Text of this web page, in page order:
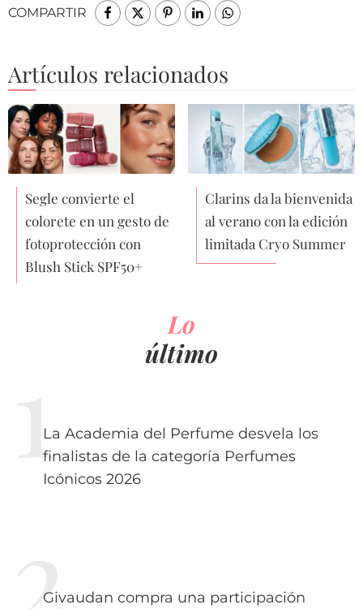
COMPARTIR
Artículos relacionados
Segle convierte el
colorete en un gesto de
fotoprotección con
Blush Stick SPF50+
Clarins da la bienvenida
al verano con la edición
limitada Cryo Summer
Lo
último
La Academia del Perfume desvela los
finalistas de la categoría Perfumes
Icónicos 2026
Givaudan compra una participación